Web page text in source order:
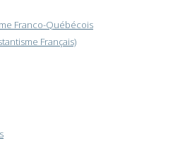
Franco-Québécois
Français)